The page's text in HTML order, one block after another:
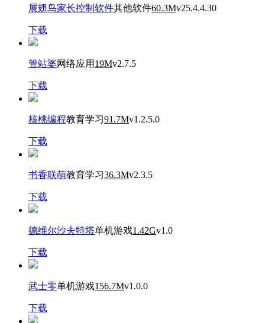
展翅鸟家长控制软件其他软件60.3Mv25.4.4.30
下载
管站婆网络应用 19Mv2.7.5
下载
核桃编程教育学习91.7Mv1.2.5.0
下载
书香联萌教育学习36.3Mv2.3.5
下载
德维尔沙夫特塔单机游戏1.42Gv1.0
下载
武士零单机游戏156.7Mv1.0.0
下载